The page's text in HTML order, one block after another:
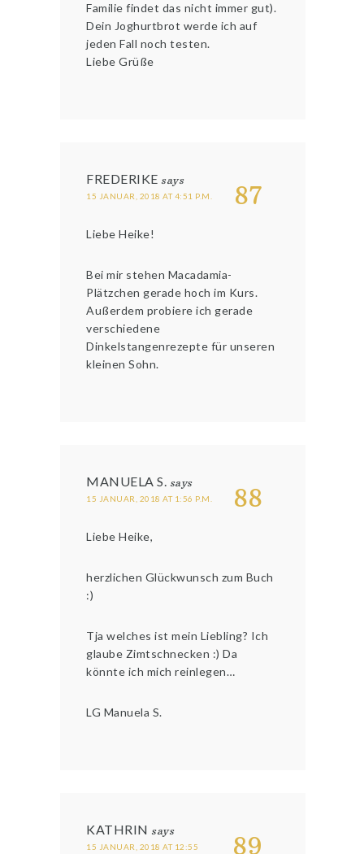
Familie findet das nicht immer gut).
Dein Joghurtbrot werde ich auf
jeden Fall noch testen.
Liebe Grüße
87
FREDERIKE says
15 JANUAR, 2018 AT 4:51 P.M.
Liebe Heike!
Bei mir stehen Macadamia-
Plätzchen gerade hoch im Kurs.
Außerdem probiere ich gerade
verschiedene
Dinkelstangenrezepte für unseren
kleinen Sohn.
88
MANUELA S. says
15 JANUAR, 2018 AT 1:56 P.M.
Liebe Heike,
herzlichen Glückwunsch zum Buch
:)
Tja welches ist mein Liebling? Ich
glaube Zimtschnecken :) Da
könnte ich mich reinlegen…
LG Manuela S.
89
KATHRIN says
15 JANUAR, 2018 AT 12:55